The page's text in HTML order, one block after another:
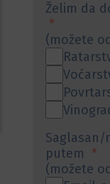
Želim da
*
(možete
Saglasan/
putem *
(možete